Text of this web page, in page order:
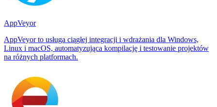
AppVeyor
AppVeyor to usługa ciągłej integracji i wdrażania dla Windows,
Linux i macOS, automatyzująca kompilację i testowanie projektów
na różnych platformach.